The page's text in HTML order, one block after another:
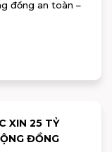
XIN 25 TỶ
ĐỒNG